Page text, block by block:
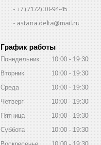
+7 (7172) 30-94-45
astana.delta@mail.ru
График работы
Понедельник 10:00
19:30
Вторник
10:00
19:30
Среда
10:00
19:30
Четверг
10:00
19:30
Пятница
10:00
19:30
Суббота
10:00
19:30